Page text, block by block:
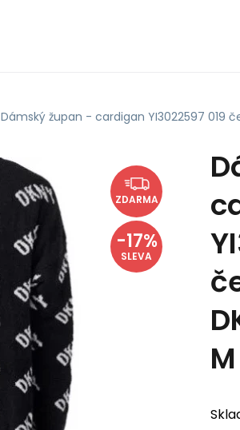
Dámský župan - cardigan YI3022597 019
ZDARMA
-17%
SLEVA
M